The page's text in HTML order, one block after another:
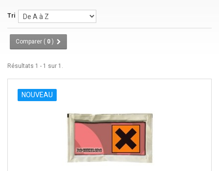
Tri
Comparer ( 0 )
Résultats 1 - 1 sur 1.
NOUVEAU